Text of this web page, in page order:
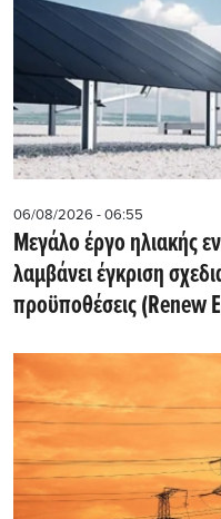
06/08/2026 - 06:55
Μεγάλο έργο ηλιακής
λαμβάνει έγκριση
προϋποθέσεις (Renew